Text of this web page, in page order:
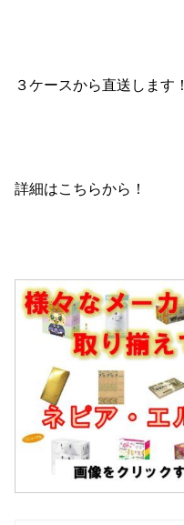
３ケースから直送します！
詳細はこちらから！